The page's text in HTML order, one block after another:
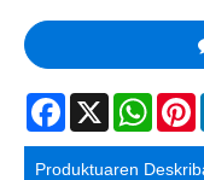
Facebook
X
Produktuaren